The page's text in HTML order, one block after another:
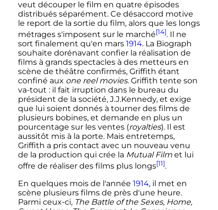
veut découper le film en quatre épisodes
distribués séparément. Ce désaccord motive
le report de la sortie du film, alors que les longs
métrages s'imposent sur le marché[14]. Il ne
sort finalement qu'en mars 1914. La Biograph
souhaite dorénavant confier la réalisation de
films à grands spectacles à des metteurs en
scène de théâtre confirmés, Griffith étant
confiné aux one reel movies. Griffith tente son
va-tout : il fait irruption dans le bureau du
président de la société, J.J.Kennedy, et exige
que lui soient donnés à tourner des films de
plusieurs bobines, et demande en plus un
pourcentage sur les ventes (royalties). Il est
aussitôt mis à la porte. Mais entretemps,
Griffith a pris contact avec un nouveau venu
de la production qui crée la Mutual Filmet lui
offre de réaliser des films plus longs[11].
En quelques mois de l'année 1914, il met en
scène plusieurs films de près d'une heure.
Parmi ceux-ci, The Battle of the Sexes, Home,